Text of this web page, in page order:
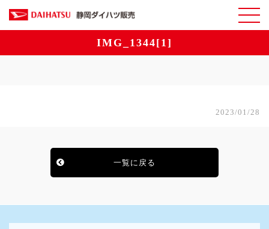
IMG_1344[1]
2023/01/28
一覧に戻る